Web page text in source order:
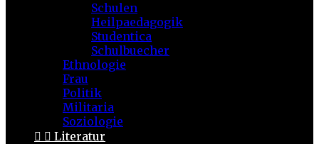
Schulen
Heilpaedagogik
Studentica
Schulbuecher
Ethnologie
Frau
Politik
Militaria
Soziologie
  Literatur